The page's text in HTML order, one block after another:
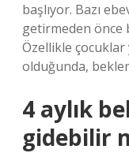
başlıyor. Bazı
getirmeden önce
Özellikle çocuklar
olduğunda,
4 aylık
gidebilir